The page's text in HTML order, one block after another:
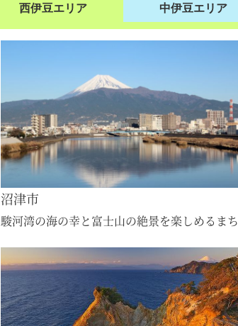
西伊豆エリア 中伊豆エリア
沼津市
駿河湾の海の幸と富士山の絶景を楽しめるまち